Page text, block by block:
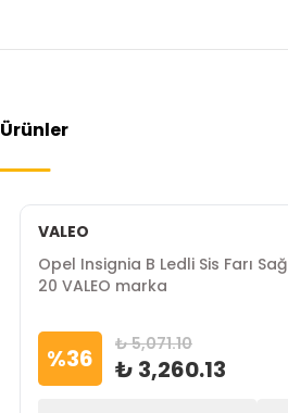
Ürünler
VALEO
Opel Insignia B Ledli Sis Farı Sağ
20 VALEO marka
%36 ₺ 5,071.10
₺ 3,260.13